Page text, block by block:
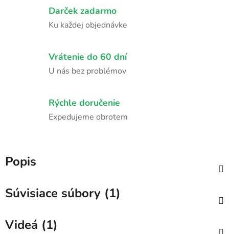
Darček zadarmo
Ku každej objednávke
Vrátenie do 60 dní
U nás bez problémov
Rýchle doručenie
Expedujeme obrotem
Popis
Súvisiace súbory (1)
Videá (1)